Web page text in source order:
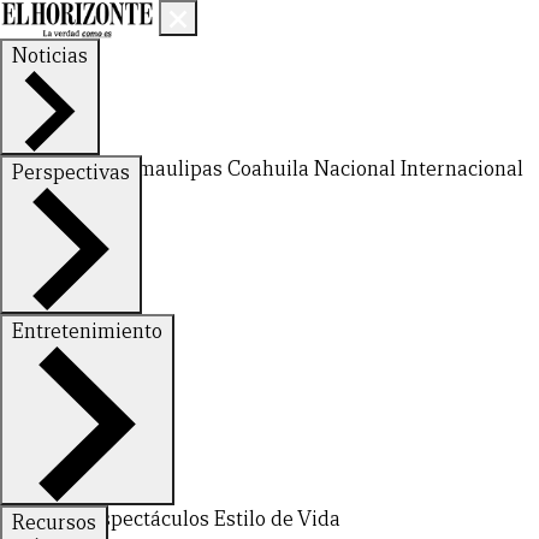
Noticias
Nuevo LeónTamaulipas Coahuila NacionalInternacional
Perspectivas
FinanzasOpinión
Entretenimiento
DeportesEspectáculos Estilo de Vida
Recursos